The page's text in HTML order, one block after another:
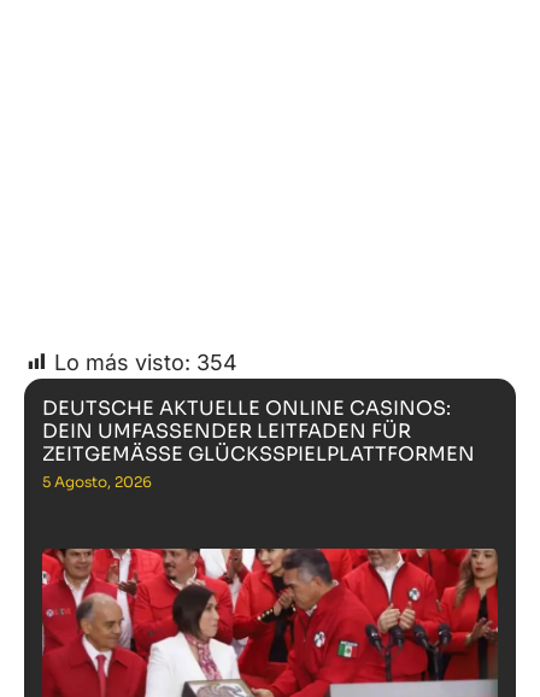
Lo más visto: 354
DEUTSCHE AKTUELLE ONLINE CASINOS:
DEIN UMFASSENDER LEITFADEN FÜR
ZEITGEMÄSSE GLÜCKSSPIELPLATTFORMEN
5 Agosto, 2026